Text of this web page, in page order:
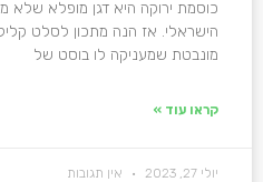
כוסמת ירוקה היא דגן מופלא שלא
הישראלי. אז הנה מתכון לסלט
מונבטת שמעניקה לו בוסט של
קראו עוד »
יולי 27, 2023 אין תגובות